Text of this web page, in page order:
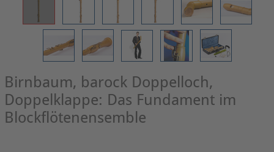
Birnbaum, barock Doppelloch,
Doppelklappe: Das Fundament im
Blockflötenensemble